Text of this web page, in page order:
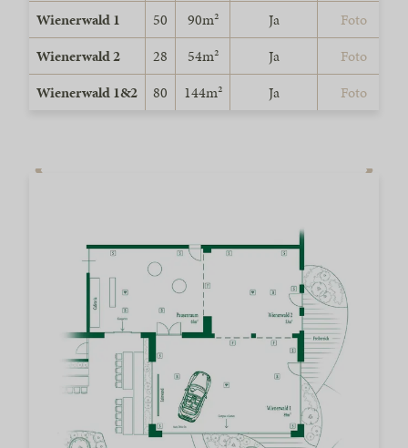
Wienerwald 1
50 90m² Ja
Foto
Wienerwald 2
28 54m² Ja
Foto
Wienerwald 1&2
80 144m² Ja Foto